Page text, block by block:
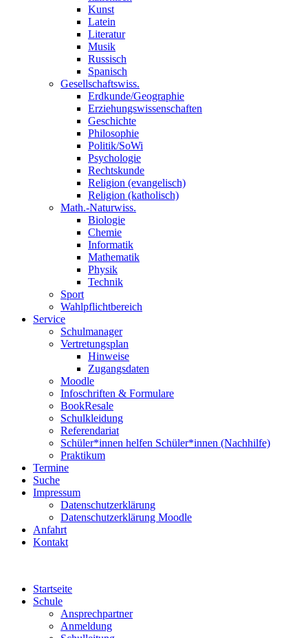
Kunst
Latein
Literatur
Musik
Russisch
Spanisch
Gesellschaftswiss.
Erdkunde/Geographie
Erziehungswissenschaften
Geschichte
Philosophie
Politik/SoWi
Psychologie
Rechtskunde
Religion (evangelisch)
Religion (katholisch)
Math.-Naturwiss.
Biologie
Chemie
Informatik
Mathematik
Physik
Technik
Sport
Wahlpflichtbereich
Service
Schulmanager
Vertretungsplan
Hinweise
Zugangsdaten
Moodle
Infoschriften & Formulare
BookResale
Schulkleidung
Referendariat
Schüler*innen helfen Schüler*innen (Nachhilfe)
Praktikum
Termine
Suche
Impressum
Datenschutzerklärung
Datenschutzerklärung Moodle
Anfahrt
Kontakt
Startseite
Schule
Ansprechpartner
Anmeldung